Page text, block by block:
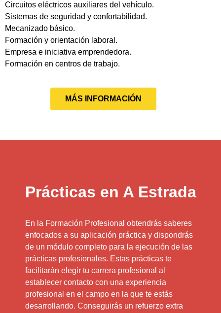
Circuitos eléctricos auxiliares del vehículo.
Sistemas de seguridad y confortabilidad.
Mecanizado básico.
Formación y orientación laboral.
Empresa e iniciativa emprendedora.
Formación en centros de trabajo.
MÁS INFORMACIÓN
Prácticas en A Estrada
En la Formación Profesional obtendrás saberes
enfocados a su aplicación práctica y dispondrás
de un módulo completo para la ejecución de las
prácticas profesionales. Estas prácticas te
facilitarán elegir tu carrera profesional al
establecer contacto con una experiencia
profesional en el campo en la que te estás
desarrollando. Conseguirás un refuerzo extra